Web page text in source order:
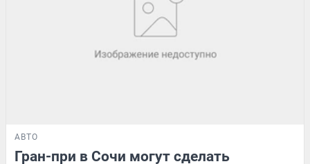
АВТО
Гран-при в Сочи могут сделать